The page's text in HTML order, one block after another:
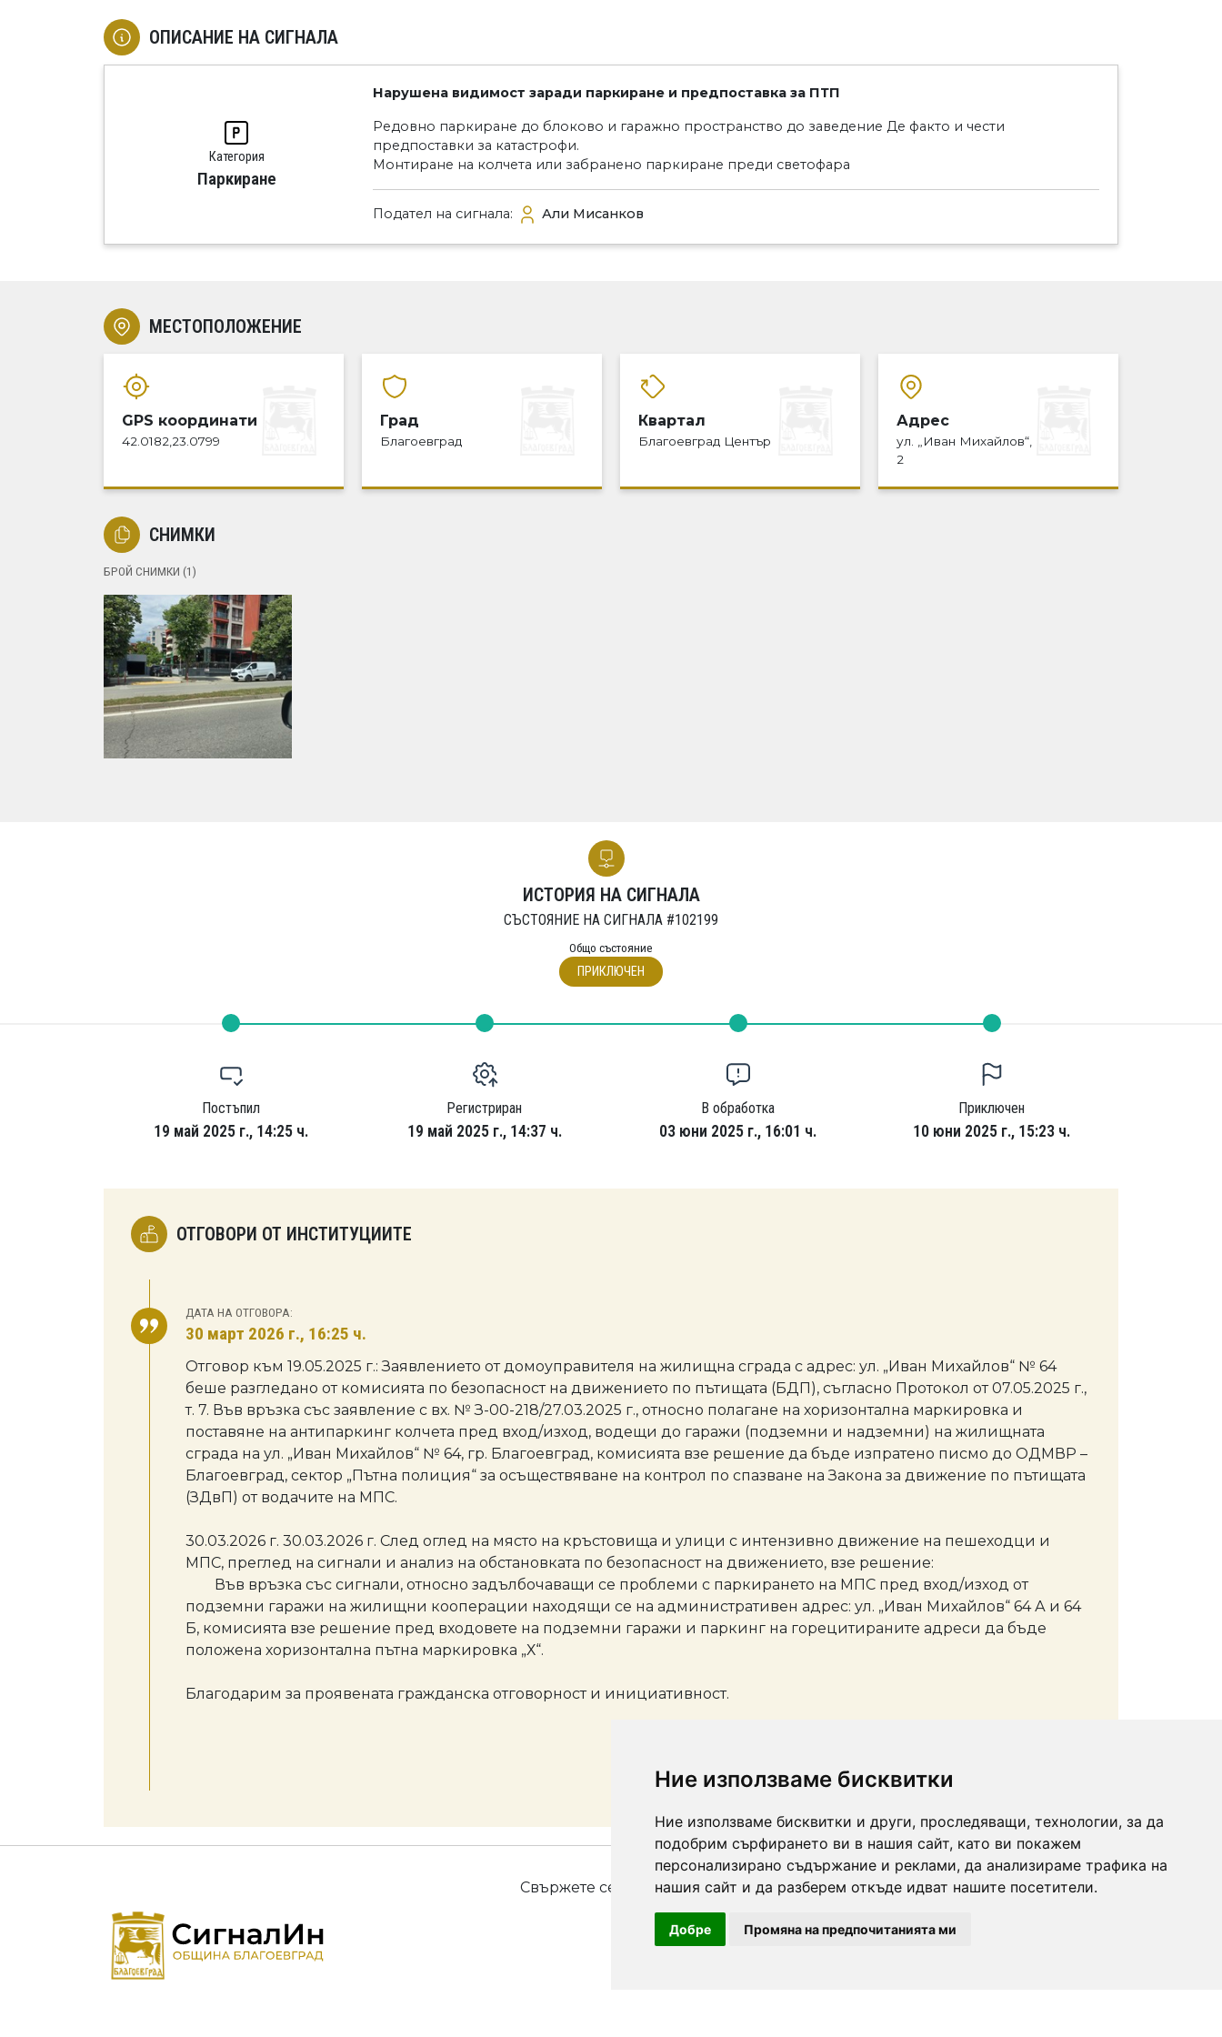
Ние използваме бисквитки
Ние използваме бисквитки и други, проследяващи, технологии, за да
подобрим сърфирането ви в нашия сайт, като ви покажем
персонализирано съдържание и реклами, да анализираме трафика на
нашия сайт и да разберем откъде идват нашите посетители.
Добре Промяна на предпочитанията ми
ОПИСАНИЕ НА СИГНАЛА
Категория
Паркиране
Нарушена видимост заради паркиране и предпоставка за ПТП
Редовно паркиране до блоково и гаражно пространство до заведение Де факто и чести
предпоставки за катастрофи.
Монтиране на колчета или забранено паркиране преди светофара
Подател на сигнала: Али Мисанков
МЕСТОПОЛОЖЕНИЕ
GPS координати
42.0182,23.0799
Град
Благоевград
Квартал
Благоевград Център
Адрес
ул. „Иван Михайлов“,
2
СНИМКИ
БРОЙ СНИМКИ (1)
ИСТОРИЯ НА СИГНАЛА
СЪСТОЯНИЕ НА СИГНАЛА #102199
Общо състояние
ПРИКЛЮЧЕН
Постъпил
19 май 2025 г., 14:25 ч.
Регистриран
19 май 2025 г., 14:37 ч.
В обработка
03 юни 2025 г., 16:01 ч.
Приключен
10 юни 2025 г., 15:23 ч.
ОТГОВОРИ ОТ ИНСТИТУЦИИТЕ
ДАТА НА ОТГОВОРА:
30 март 2026 г., 16:25 ч.
Отговор към 19.05.2025 г.: Заявлението от домоуправителя на жилищна сграда с адрес: ул. „Иван Михайлов“ № 64
беше разгледано от комисията по безопасност на движението по пътищата (БДП), съгласно Протокол от 07.05.2025 г.,
т. 7. Във връзка със заявление с вх. № З-00-218/27.03.2025 г., относно полагане на хоризонтална маркировка и
поставяне на антипаркинг колчета пред вход/изход, водещи до гаражи (подземни и надземни) на жилищната
сграда на ул. „Иван Михайлов“ № 64, гр. Благоевград, комисията взе решение да бъде изпратено писмо до ОДМВР –
Благоевград, сектор „Пътна полиция“ за осъществяване на контрол по спазване на Закона за движение по пътищата
(ЗДвП) от водачите на МПС.
30.03.2026 г. 30.03.2026 г. След оглед на място на кръстовища и улици с интензивно движение на пешеходци и
МПС, преглед на сигнали и анализ на обстановката по безопасност на движението, взе решение:
Във връзка със сигнали, относно задълбочаващи се проблеми с паркирането на МПС пред вход/изход от
подземни гаражи на жилищни кооперации находящи се на административен адрес: ул. „Иван Михайлов“ 64 А и 64
Б, комисията взе решение пред входовете на подземни гаражи и паркинг на горецитираните адреси да бъде
положена хоризонтална пътна маркировка „Х“.
Благодарим за проявената гражданска отговорност и инициативност.
Свържете се с нас на тел.: 073/ 88 44 34 или signali@blagoevgrad.bg
Декларация за поверителност и информация за обработване на лични данни